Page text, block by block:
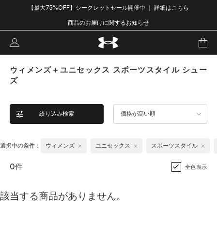
【最大75%OFF】シークレットセール開催中 ｜ 詳細はこちら
商品のお届けに関するお知らせ
ウィメンズ＋ユニセックス スポーツスタイル シュー
ズ
絞り込み検索 価格が高い順
選択中の条件： ウィメンズ ユニセックス スポーツスタイル
0件 全色表示
該当する商品がありません。